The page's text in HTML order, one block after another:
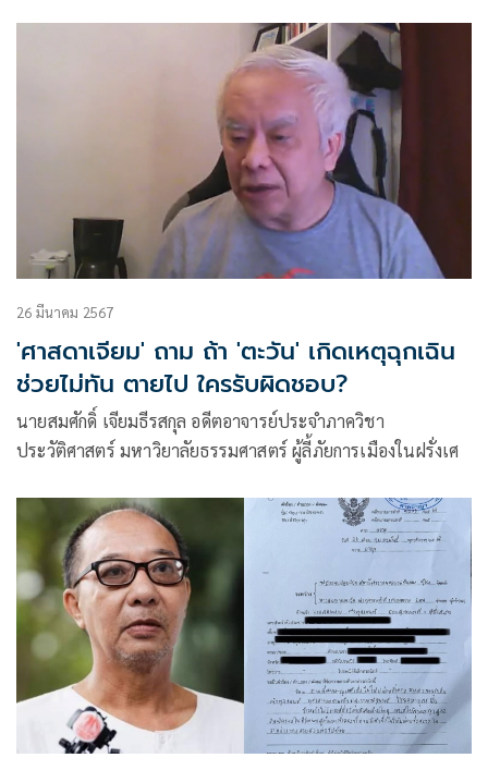
26 มีนาคม 2567
'ศาสดาเจียม' ถาม ถ้า 'ตะวัน' เกิดเหตุฉุกเฉิน
ช่วยไม่ทัน ตายไป ใครรับผิดชอบ?
นายสมศักดิ์ เจียมธีรสกุล อดีตอาจารย์ประจำภาควิชา
ประวัติศาสตร์ มหาวิยาลัยธรรมศาสตร์ ผู้ลี้ภัยการเมืองในฝรั่งเศ